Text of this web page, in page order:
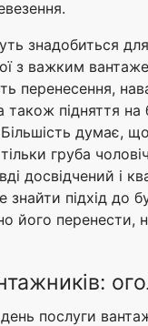
знадобиться
з важким
перенесення,
також підняття на
думає,
груба
досвідчений і
підхід до
його перенести,
послуги